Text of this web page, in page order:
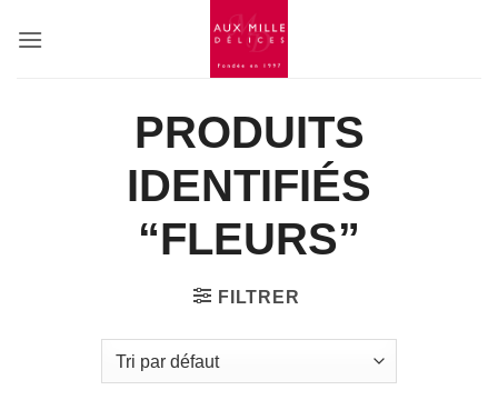
PRODUITS
IDENTIFIÉS
“FLEURS”
FILTRER